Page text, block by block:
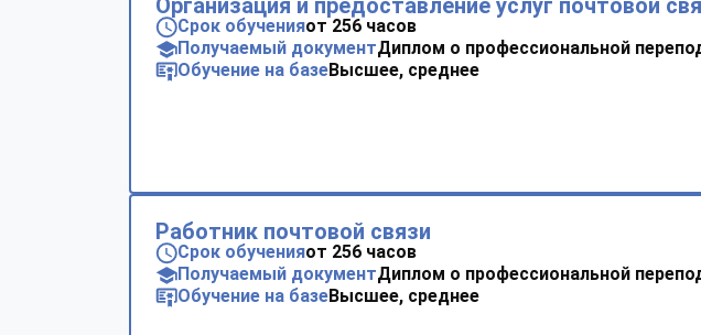
Организация и предоставление услуг почтовой
Срок обученияот 256 часов
Получаемый документДиплом о профессиональной
Обучение на базеВысшее, среднее
Работник почтовой связи
Срок обученияот 256 часов
Получаемый документДиплом о профессиональной
Обучение на базеВысшее, среднее